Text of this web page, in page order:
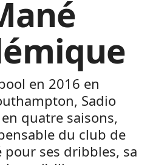
en 2016 en
Sadio
quatre saisons,
du club de
pour ses dribbles, sa